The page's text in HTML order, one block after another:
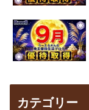
カテゴリー